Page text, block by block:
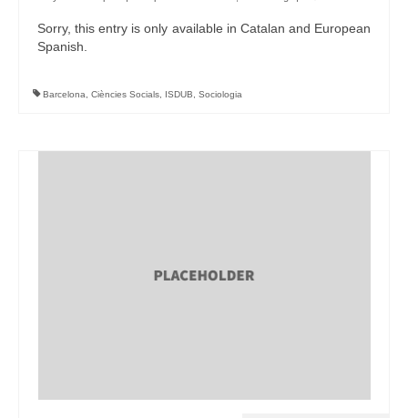
Sorry, this entry is only available in Catalan and European
Spanish.
Barcelona Ciències Socials ISDUB Sociologia